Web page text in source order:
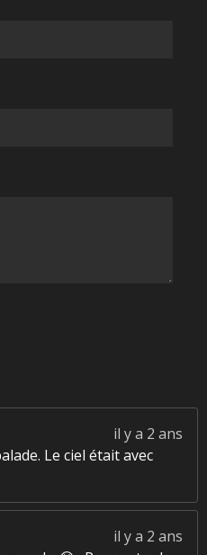
il y a 2 ans
Le ciel était avec
il y a 2 ans